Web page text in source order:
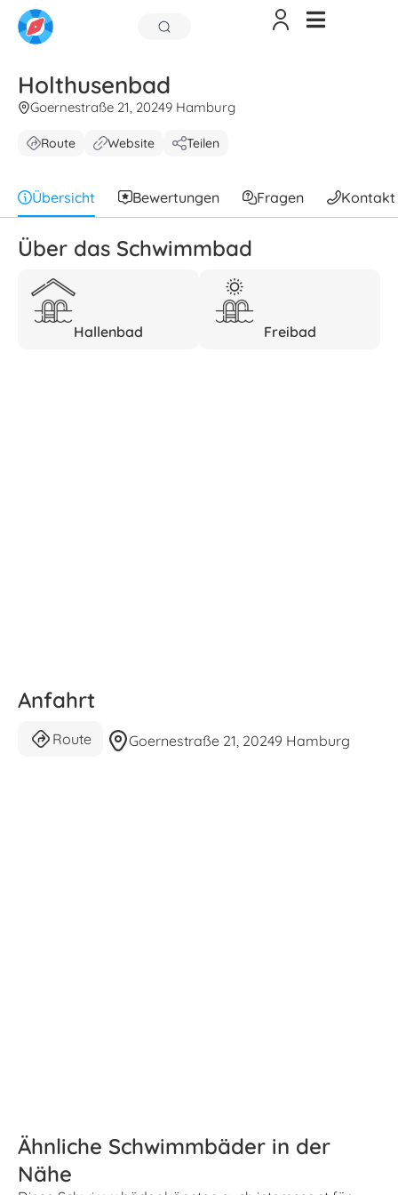
Holthusenbad
Goernestraße 21, 20249 Hamburg
Route Website Teilen
Übersicht Bewertungen Fragen Kontakt
Über das Schwimmbad
Hallenbad Freibad
Anfahrt
Route Goernestraße 21, 20249 Hamburg
Ähnliche Schwimmbäder in der
Nähe